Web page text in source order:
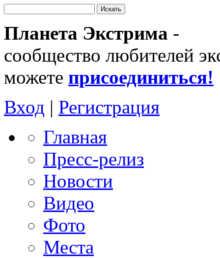
Планета Экстрима -
сообщество любителей
можете присоединиться!
Вход | Регистрация
Главная
Пресс-релиз
Новости
Видео
Фото
Места